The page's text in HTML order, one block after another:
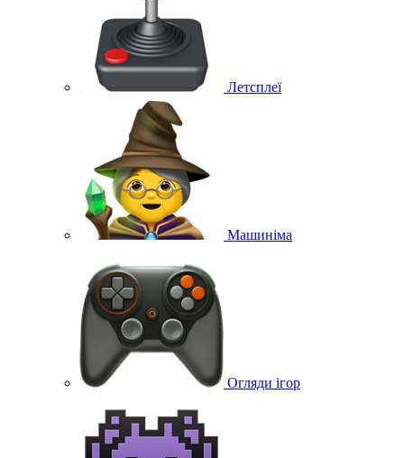
Летсплеї
Машиніма
Огляди ігор